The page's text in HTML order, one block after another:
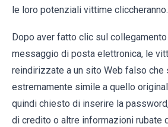
le loro potenziali vittime cliccheranno.
Dopo aver fatto clic sul
messaggio di posta elettronica, le
reindirizzate a un sito Web falso che
estremamente simile a quello
quindi chiesto di inserire la
di credito o altre informazioni rubate